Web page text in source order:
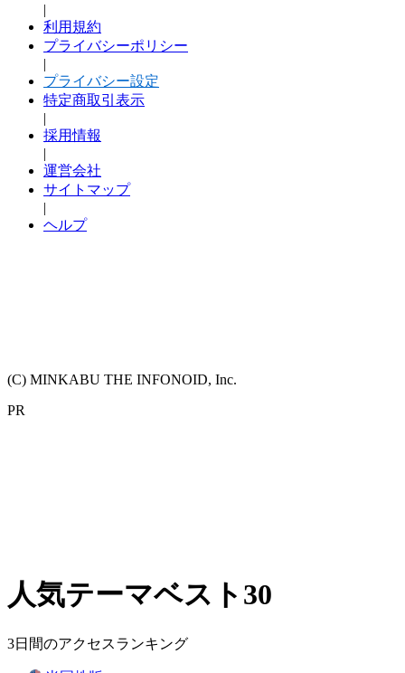
|
利用規約
プライバシーポリシー
|
プライバシー設定
特定商取引表示
|
採用情報
|
運営会社
サイトマップ
|
ヘルプ
(C) MINKABU THE INFONOID, Inc.
PR
人気テーマベスト30
3日間のアクセスランキング